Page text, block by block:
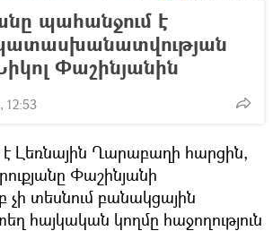
պահանջում է
Փաշինյանին
12:53
է Լեռնային Ղարաբաղի հարցին,
Փաշինյանի
չի տեսնում բանակցային
հայկական կողմը հաջողություն